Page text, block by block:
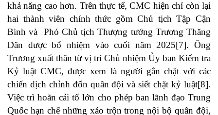
khả năng cao hơn. Trên thực tế, CMC hiện chỉ còn lại
hai thành viên chính thức gồm Chủ tịch Tập Cận
Bình và Phó Chủ tịch Thượng tướng Trương Thăng
Dân được bổ nhiệm vào cuối năm 2025[7]. Ông
Trương xuất thân từ vị trí Chủ nhiệm Ủy ban Kiểm tra
Kỷ luật CMC, được xem là người gắn chặt với các
chiến dịch chỉnh đốn quân đội và siết chặt kỷ luật[8].
Việc trì hoãn cải tổ lớn cho phép ban lãnh đạo Trung
Quốc hạn chế những xáo trộn trong nội bộ quân đội,